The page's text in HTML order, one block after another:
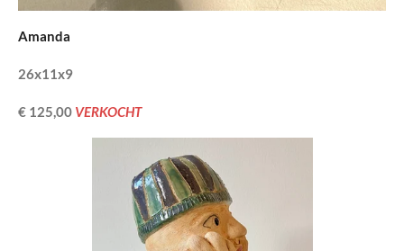
Amanda
26x11x9
€ 125,00 VERKOCHT